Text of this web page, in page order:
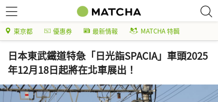
東京都 優惠券 最新情報 MATCHA 特輯
日本東武鐵道特急「日光詣SPACIA」車頭2025
年12月18日起將在北車展出！